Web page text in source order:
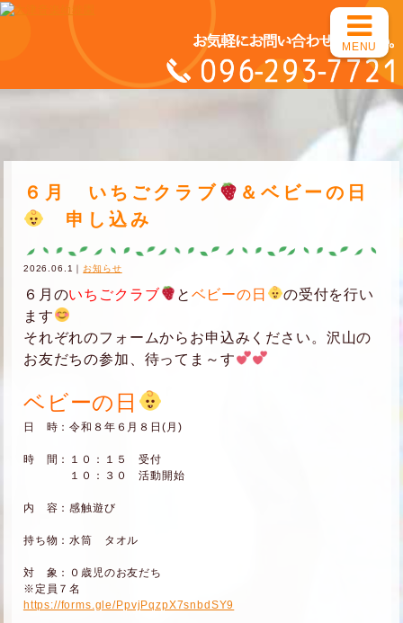
６月 いちごクラブ
＆ベビーの日
申し込み
2026.06.1｜ お知らせ
６月のいちごクラブ と ベビーの日
の受付を行い
ます
それぞれのフォームからお申込みください。沢山の
お友だちの参加、待ってま～す
ベビーの日
日 時：令和８年６月８日(月)
時 間：１０：１５ 受付
１０：３０ 活動開始
内 容：感触遊び
持ち物：水筒 タオル
対 象：０歳児のお友だち
※定員７名
https://forms.gle/PpvjPqzpX7snbdSY9
MENU